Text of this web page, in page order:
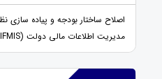
اصلاح ساختار بودجه و پیاده سازی
مدیریت اطلاعات مالی دولت (IFMIS)